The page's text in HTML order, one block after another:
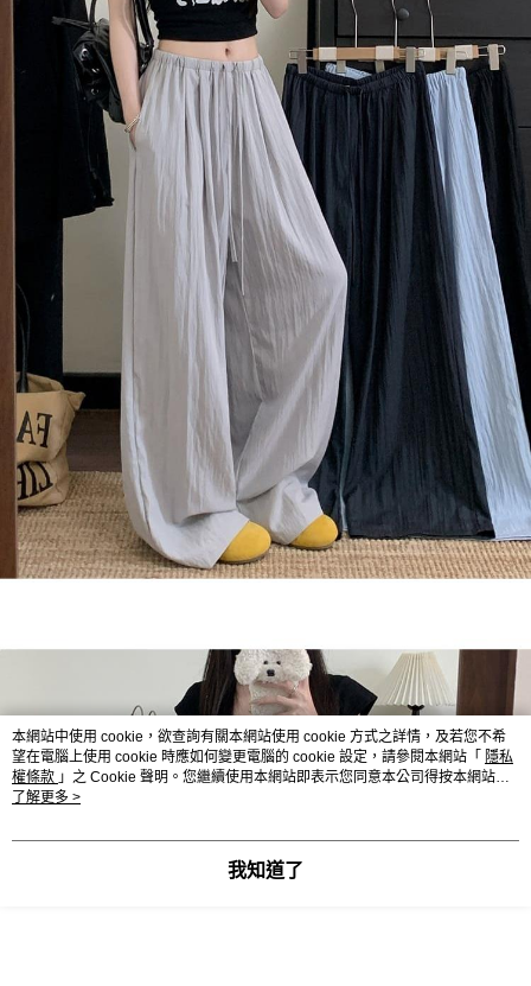
本網站中使用 cookie，欲查詢有關本網站使用 cookie 方式之詳情，及若您不希
望在電腦上使用 cookie 時應如何變更電腦的 cookie 設定，請參閱本網站「 隱私
權條款 」之 Cookie 聲明。您繼續使用本網站即表示您同意本公司得按本網站使
用條款之 Cookie 聲明使用 cookie。
了解更多 >
我知道了